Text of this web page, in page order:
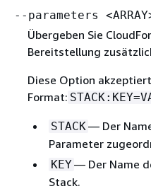
--parameters
Übergeben Sie
Bereitstellung
Diese Option
Format:
STACK— Der
Parameter
KEY— Der Name
Stack.